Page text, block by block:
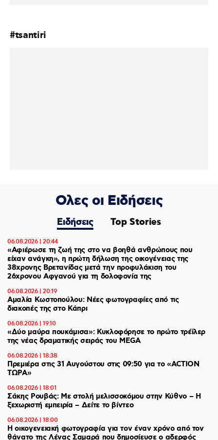
#tsantiri
Ολες οι Ειδήσεις
Ειδήσεις Top Stories
06.08.2026 | 20:44
«Αφιέρωσε τη ζωή της στο να βοηθά ανθρώπους που
είχαν ανάγκη», η πρώτη δήλωση της οικογένειας της
38χρονης Βρετανίδας μετά την προφυλάκιση του
26χρονου Αφγανού για τη δολοφονία της
06.08.2026 | 20:19
Αμαλία Κωστοπούλου: Νέες φωτογραφίες από τις
διακοπές της στο Κάπρι
06.08.2026 | 19:10
«Δύο μαύρα πουκάμισα»: Κυκλοφόρησε το πρώτο τρέϊλερ
της νέας δραματικής σειράς του MEGA
06.08.2026 | 18:38
Πρεμιέρα στις 31 Αυγούστου στις 09:50 για το «ACTION
ΤΩΡΑ»
06.08.2026 | 18:01
Σάκης Ρουβάς: Με στολή μελισσοκόμου στην Κύθνο – Η
ξεχωριστή εμπειρία – Δείτε το βίντεο
06.08.2026 | 18:00
Η οικογενειακή φωτογραφία για τον έναν χρόνο από τον
θάνατο της Λένας Σαμαρά που δημοσίευσε ο αδερφός